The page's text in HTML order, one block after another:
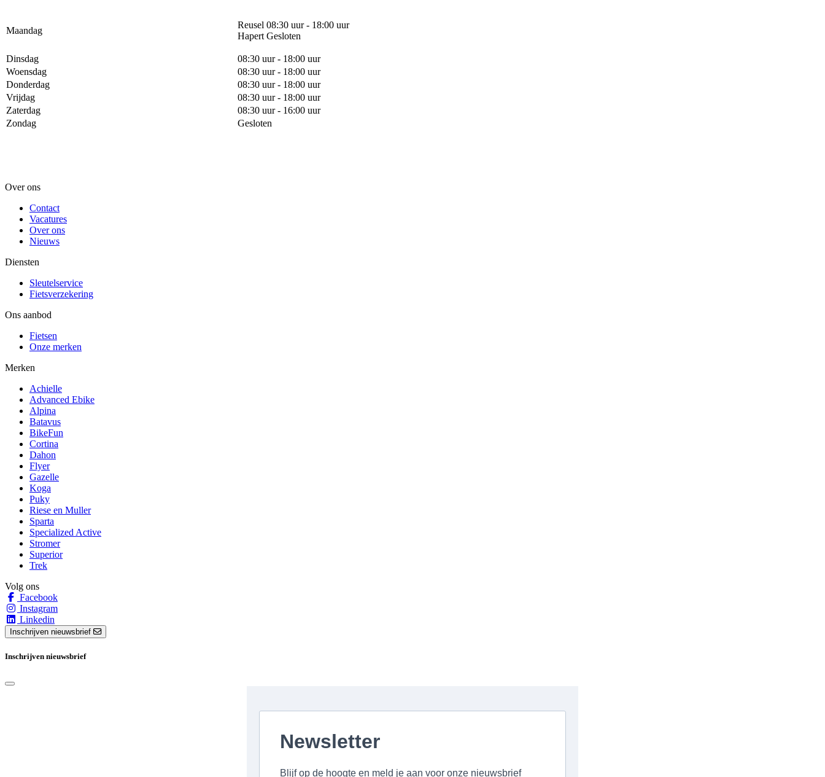
Maandag
Reusel 08:30 uur - 18:00 uur
Hapert Gesloten
Dinsdag
08:30 uur - 18:00 uur
Woensdag
08:30 uur - 18:00 uur
Donderdag
08:30 uur - 18:00 uur
Vrijdag
08:30 uur - 18:00 uur
Zaterdag
08:30 uur - 16:00 uur
Zondag
Gesloten
Over ons
Contact
Vacatures
Over ons
Nieuws
Diensten
Sleutelservice
Fietsverzekering
Ons aanbod
Fietsen
Onze merken
Merken
Achielle
Advanced Ebike
Alpina
Batavus
BikeFun
Cortina
Dahon
Flyer
Gazelle
Koga
Puky
Riese en Muller
Sparta
Specialized Active
Stromer
Superior
Trek
Volg ons
Facebook
Instagram
Linkedin
Inschrijven nieuwsbrief
Inschrijven nieuwsbrief